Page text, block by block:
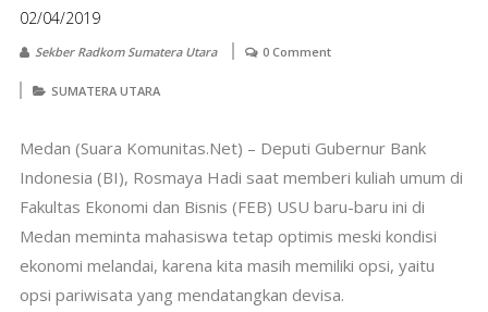
02/04/2019
Sekber Radkom Sumatera Utara 0 Comment
SUMATERA UTARA
Medan (Suara Komunitas.Net) – Deputi Gubernur Bank
Indonesia (BI), Rosmaya Hadi saat memberi kuliah umum di
Fakultas Ekonomi dan Bisnis (FEB) USU baru-baru ini di
Medan meminta mahasiswa tetap optimis meski kondisi
ekonomi melandai, karena kita masih memiliki opsi, yaitu
opsi pariwisata yang mendatangkan devisa.